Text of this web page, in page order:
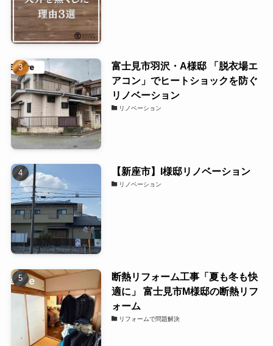
富士見市羽沢・A様邸 「脱衣場エ
アコン」でヒートショックを防ぐ
リノベーション
リノベーション
【新座市】I様邸リノベーション
リノベーション
断熱リフォーム工事「夏も冬も快
適に」 富士見市M様邸の断熱リフ
ォーム
リフォームで問題解決